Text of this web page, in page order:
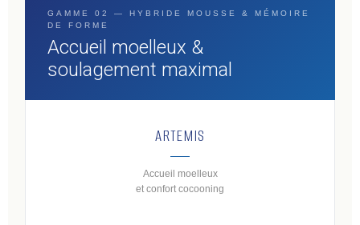
GAMME 02 — HYBRIDE MOUSSE & MÉMOIRE
DE FORME
Accueil moelleux &
soulagement maximal
ARTEMIS
Accueil moelleux
et confort cocooning